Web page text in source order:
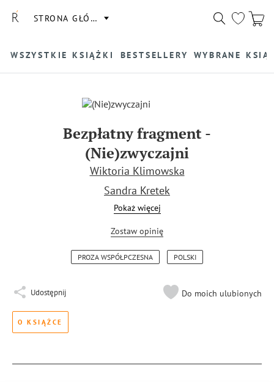
STRONA GŁÓWNA
WSZYSTKIE KSIĄŻKI BESTSELLERY WYBRANE
Bezpłatny fragment-
(Nie)zwyczajni
Wiktoria Klimowska
Sandra Kretek
Marta Szostak
Michalina Kowol
Paulina Banaś
Pokaż więcej
Zostaw opinię
PROZA WSPÓŁPCZESNA POLSKI
Udostępnij Do moich ulubionych
O KSIĄŻCE